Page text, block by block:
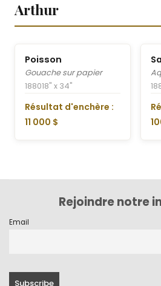
Arthur
Poisson
Gouache sur papier
188018" x 34"
Résultat d'enchère :
11 000 $
Rejoindre notre
Email